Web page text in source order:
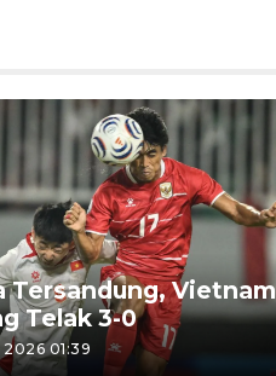
Tersandung, Vietnam
Telak 3-0
01:39